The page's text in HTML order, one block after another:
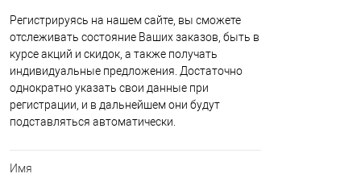
Регистрируясь на нашем сайте, вы сможете
отслеживать состояние Ваших заказов, быть в
курсе акций и скидок, а также получать
индивидуальные предложения. Достаточно
однократно указать свои данные при
регистрации, и в дальнейшем они будут
подставляться автоматически.
Имя